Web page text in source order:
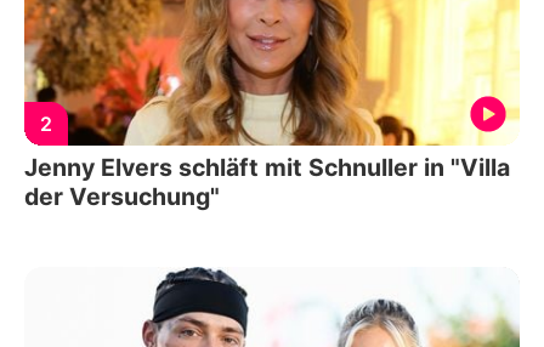
2
Jenny Elvers schläft mit Schnuller in "Villa
der Versuchung"